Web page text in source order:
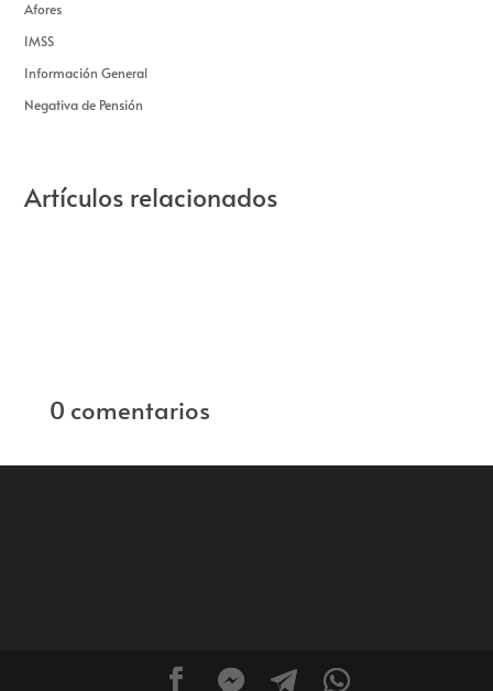
Afores
IMSS
Información General
Negativa de Pensión
Artículos relacionados
0 comentarios